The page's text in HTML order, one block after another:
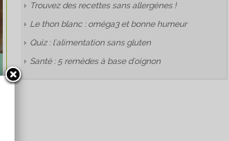
Trouvez des recettes sans allergènes !
Le thon blanc : oméga3 et bonne humeur
Quiz : l'alimentation sans gluten
Santé : 5 remèdes à base d'oignon